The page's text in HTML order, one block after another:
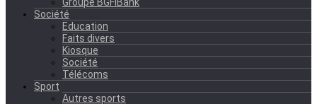
Société
Education
Faits divers
Kiosque
Société
Télécoms
Sport
Autres sports